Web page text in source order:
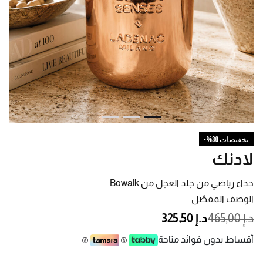
تخفيضات 30%-
حذاء رياضي من جلد العجل من Bowalk
لادنك
الوصف المفصّل
PRICE REDUCED FROM
د.إ 465,00 TO
د.إ 325,50
أقساط بدون فوائد متاحة